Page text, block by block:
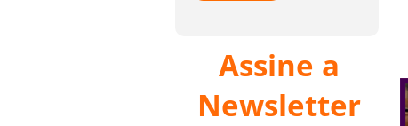
Assine a
Newsletter